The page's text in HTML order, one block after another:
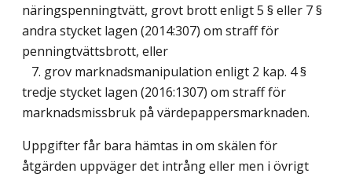
näringspenningtvätt, grovt brott enligt 5 § eller 7 §
andra stycket lagen (2014:307) om straff för
penningtvättsbrott, eller
7. grov marknadsmanipulation enligt 2 kap. 4 §
tredje stycket lagen (2016:1307) om straff för
marknadsmissbruk på värdepappersmarknaden.
Uppgifter får bara hämtas in om skälen för
åtgärden uppväger det intrång eller men i övrigt